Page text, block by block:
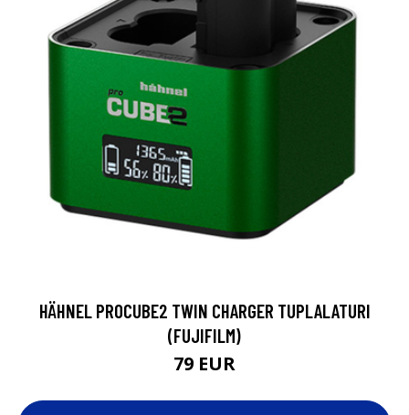
HÄHNEL PROCUBE2 TWIN CHARGER TUPLALATURI
(FUJIFILM)
79 EUR